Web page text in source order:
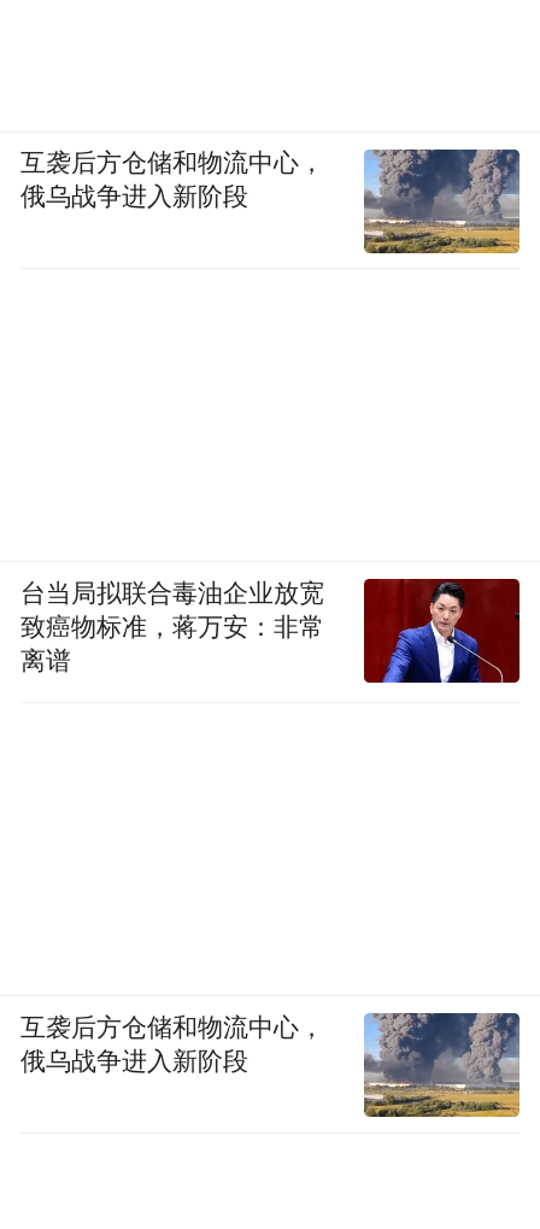
互袭后方仓储和物流中心，
俄乌战争进入新阶段
台当局拟联合毒油企业放宽
致癌物标准，蒋万安：非常
离谱
互袭后方仓储和物流中心，
俄乌战争进入新阶段